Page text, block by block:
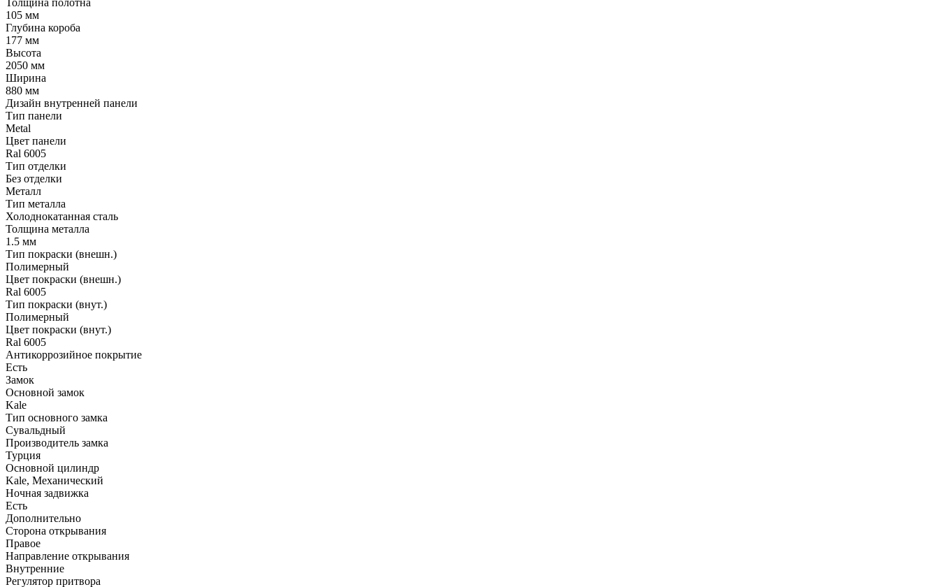
105 мм
Глубина короба
177 мм
Высота
2050 мм
Ширина
880 мм
Дизайн внутренней панели
Тип панели
Metal
Цвет панели
Ral 6005
Тип отделки
Без отделки
Металл
Тип металла
Холоднокатанная сталь
Толщина металла
1.5 мм
Тип покраски (внешн.)
Полимерный
Цвет покраски (внешн.)
Ral 6005
Тип покраски (внут.)
Полимерный
Цвет покраски (внут.)
Ral 6005
Антикоррозийное покрытие
Есть
Замок
Основной замок
Kale
Тип основного замка
Сувальдный
Производитель замка
Турция
Основной цилиндр
Kale, Механический
Ночная задвижка
Есть
Дополнительно
Сторона открывания
Правое
Направление открывания
Внутренние
Регулятор притвора